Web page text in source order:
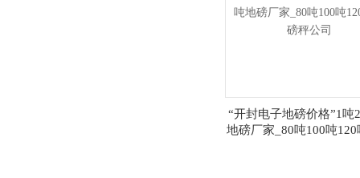
“开封电子地磅价格”1吨
地磅厂家_80吨100吨120